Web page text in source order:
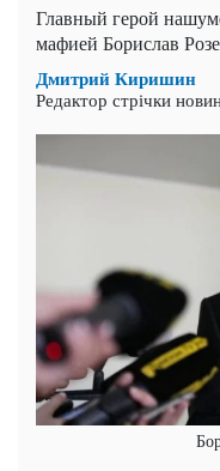
Главный герой
мафией Борислав
Дмитрий Киришин
Редактор стрічки